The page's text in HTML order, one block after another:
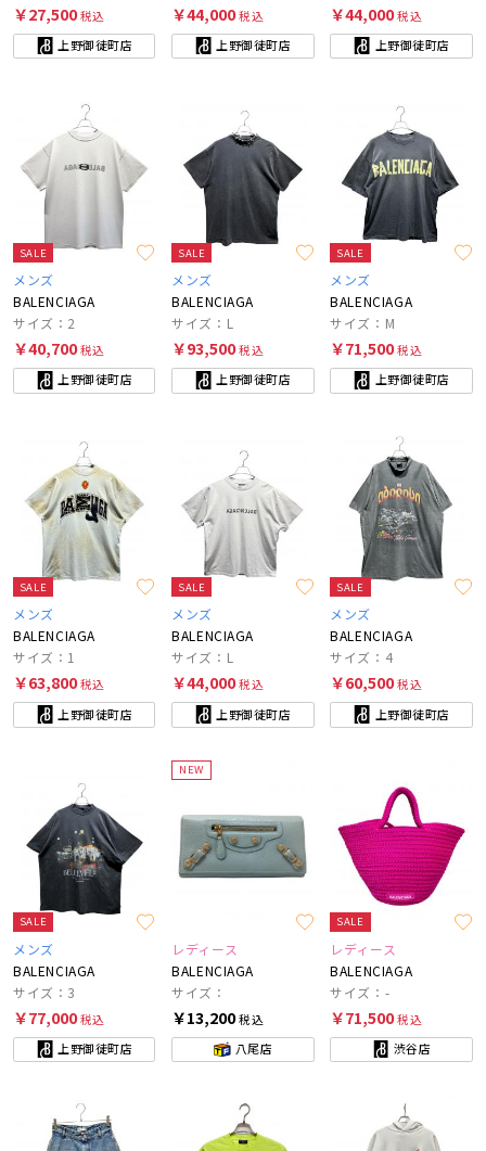
￥27,500税込
上野御徒町店
￥44,000税込
上野御徒町店
￥44,000税込
上野御徒町店
SALE
メンズ
BALENCIAGA
サイズ：2
￥40,700税込
上野御徒町店
SALE
メンズ
BALENCIAGA
サイズ：L
￥93,500税込
上野御徒町店
SALE
メンズ
BALENCIAGA
サイズ：M
￥71,500税込
上野御徒町店
SALE
メンズ
BALENCIAGA
サイズ：1
￥63,800税込
上野御徒町店
SALE
メンズ
BALENCIAGA
サイズ：L
￥44,000税込
上野御徒町店
SALE
メンズ
BALENCIAGA
サイズ：4
￥60,500税込
上野御徒町店
SALE
メンズ
BALENCIAGA
サイズ：3
￥77,000税込
上野御徒町店
NEW
レディース
BALENCIAGA
サイズ：
￥13,200税込
八尾店
SALE
レディース
BALENCIAGA
サイズ：-
￥71,500税込
渋谷店